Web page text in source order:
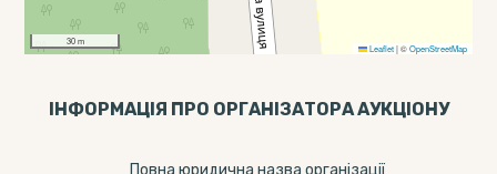
30 m
Leaflet |©OpenStreetMap
ІНФОРМАЦІЯ ПРО ОРГАНІЗАТОРА АУКЦІОНУ
Повна юридична назва організації